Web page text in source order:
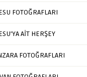
FOTOĞRAFLARI
AİT HERŞEY
FOTOĞRAFLARI